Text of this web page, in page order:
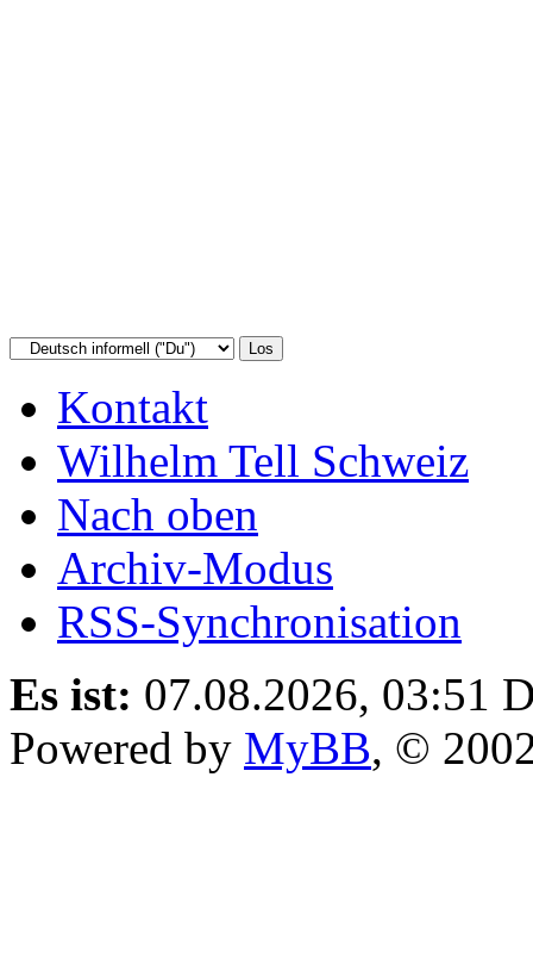
Kontakt
Wilhelm Tell Schweiz
Nach oben
Archiv-Modus
RSS-Synchronisation
Es ist: 07.08.2026, 03:51
Powered by MyBB, ©